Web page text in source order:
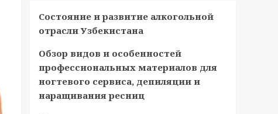
Состояние и развитие алкогольной
отрасли Узбекистана
Обзор видов и особенностей
профессиональных материалов для
ногтевого сервиса, депиляции и
наращивания ресниц